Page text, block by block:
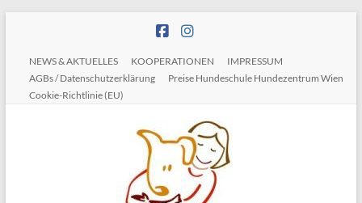
NEWS & AKTUELLES KOOPERATIONEN
IMPRESSUM
AGBs / Datenschutzerklärung
Preise Hundeschule Hundezentrum Wien
Cookie-Richtlinie (EU)